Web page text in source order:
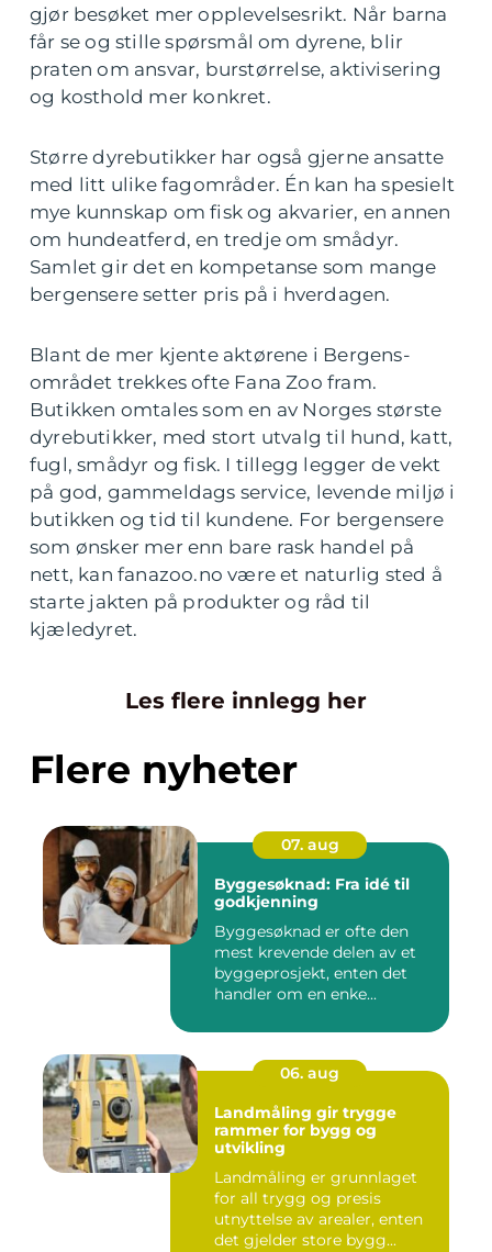
gjør besøket mer opplevelsesrikt. Når barna
får se og stille spørsmål om dyrene, blir
praten om ansvar, burstørrelse, aktivisering
og kosthold mer konkret.
Større dyrebutikker har også gjerne ansatte
med litt ulike fagområder. Én kan ha spesielt
mye kunnskap om fisk og akvarier, en annen
om hundeatferd, en tredje om smådyr.
Samlet gir det en kompetanse som mange
bergensere setter pris på i hverdagen.
Blant de mer kjente aktørene i Bergens-
området trekkes ofte Fana Zoo fram.
Butikken omtales som en av Norges største
dyrebutikker, med stort utvalg til hund, katt,
fugl, smådyr og fisk. I tillegg legger de vekt
på god, gammeldags service, levende miljø i
butikken og tid til kundene. For bergensere
som ønsker mer enn bare rask handel på
nett, kan fanazoo.no være et naturlig sted å
starte jakten på produkter og råd til
kjæledyret.
Les flere innlegg her
Flere nyheter
07. aug
Byggesøknad: Fra idé til
godkjenning
Byggesøknad er ofte den
mest krevende delen av et
byggeprosjekt, enten det
handler om en enke...
06. aug
Landmåling gir trygge
rammer for bygg og
utvikling
Landmåling er grunnlaget
for all trygg og presis
utnyttelse av arealer, enten
det gjelder store bygg...